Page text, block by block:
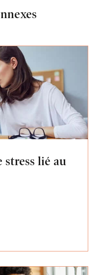
stress lié au